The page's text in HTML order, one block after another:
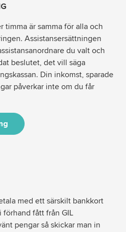
timma är samma för alla och
Assistansersättningen
du valt och
beslutet, det vill säga
Din inkomst, sparade
påverkar inte om du får
med ett särskilt bankkort
förhand fått från GIL
pengar så skickar man in